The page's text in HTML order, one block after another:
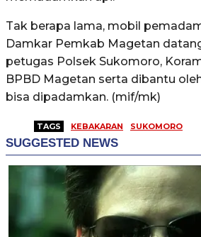
Tak berapa lama, mobil
Damkar Pemkab Magetan
petugas Polsek Sukomoro,
BPBD Magetan serta dibantu
bisa dipadamkan. (mif/mk)
TAGS KEBAKARAN SUKOMORO